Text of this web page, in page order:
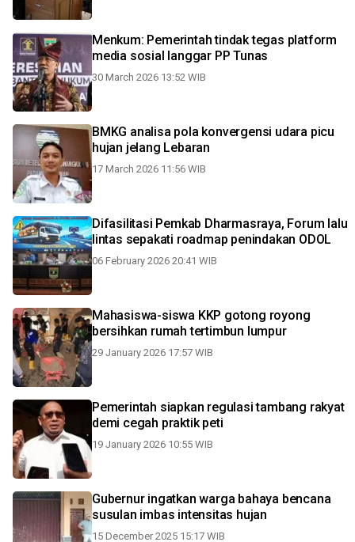
Menkum: Pemerintah tindak tegas platform
media sosial langgar PP Tunas
30 March 2026 13:52 WIB
BMKG analisa pola konvergensi udara picu
hujan jelang Lebaran
17 March 2026 11:56 WIB
Difasilitasi Pemkab Dharmasraya, Forum lalu
lintas sepakati roadmap penindakan ODOL
06 February 2026 20:41 WIB
Mahasiswa-siswa KKP gotong royong
bersihkan rumah tertimbun lumpur
29 January 2026 17:57 WIB
Pemerintah siapkan regulasi tambang rakyat
demi cegah praktik peti
19 January 2026 10:55 WIB
Gubernur ingatkan warga bahaya bencana
susulan imbas intensitas hujan
15 December 2025 15:17 WIB